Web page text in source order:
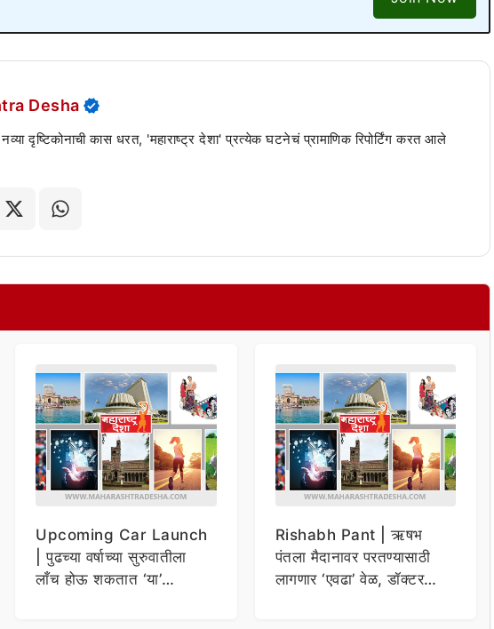
Desha
दृष्टिकोनाची कास धरत, 'महाराष्ट्र देशा' प्रत्येक घटनेचं प्रामाणिक रिपोर्टिंग करत आले
Upcoming Car Launch
| पुढच्या वर्षाच्या सुरुवातीला
लाँच होऊ शकतात ‘या’
Rishabh Pant | ऋषभ
पंतला मैदानावर परतण्यासाठी
लागणार ‘एवढा’ वेळ, डॉक्टर